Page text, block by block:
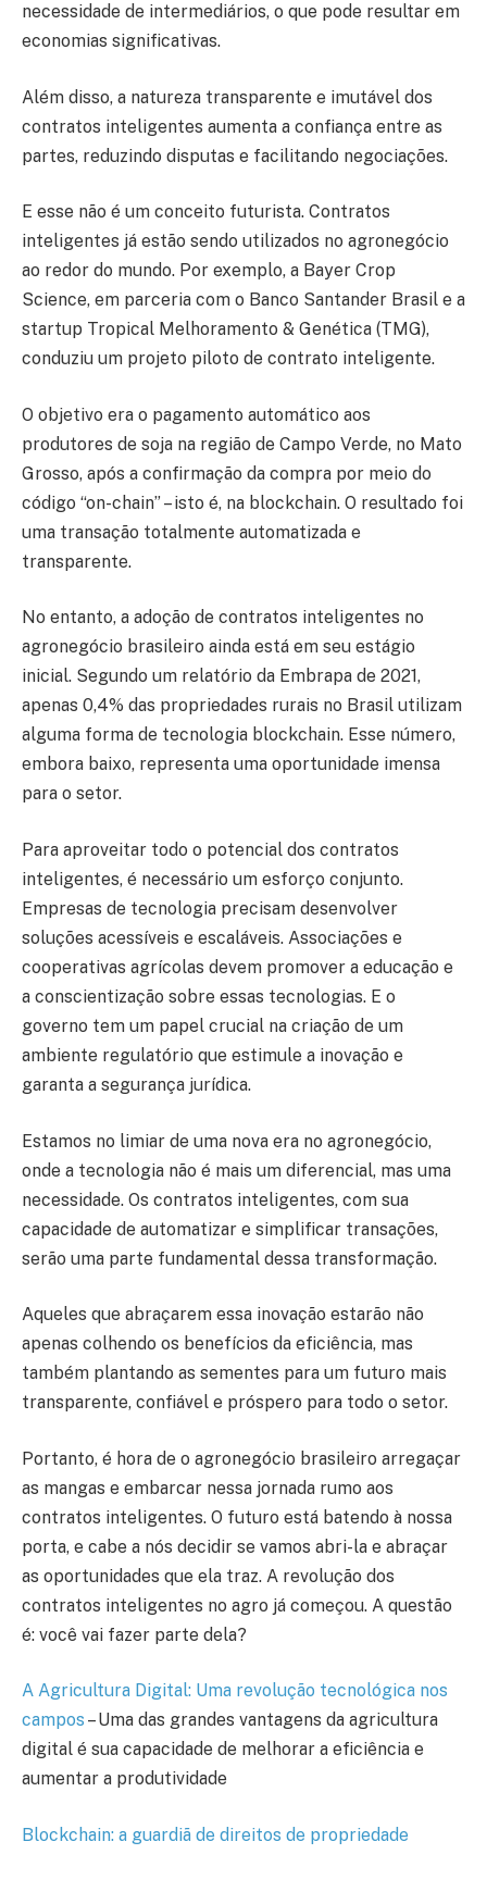
necessidade de intermediários, o que pode resultar em
economias significativas.
Além disso, a natureza transparente e imutável dos
contratos inteligentes aumenta a confiança entre as
partes, reduzindo disputas e facilitando negociações.
E esse não é um conceito futurista. Contratos
inteligentes já estão sendo utilizados no agronegócio
ao redor do mundo. Por exemplo, a Bayer Crop
Science, em parceria com o Banco Santander Brasil e a
startup Tropical Melhoramento & Genética (TMG),
conduziu um projeto piloto de contrato inteligente.
O objetivo era o pagamento automático aos
produtores de soja na região de Campo Verde, no Mato
Grosso, após a confirmação da compra por meio do
código “on-chain” – isto é, na blockchain. O resultado foi
uma transação totalmente automatizada e
transparente.
No entanto, a adoção de contratos inteligentes no
agronegócio brasileiro ainda está em seu estágio
inicial. Segundo um relatório da Embrapa de 2021,
apenas 0,4% das propriedades rurais no Brasil utilizam
alguma forma de tecnologia blockchain. Esse número,
embora baixo, representa uma oportunidade imensa
para o setor.
Para aproveitar todo o potencial dos contratos
inteligentes, é necessário um esforço conjunto.
Empresas de tecnologia precisam desenvolver
soluções acessíveis e escaláveis. Associações e
cooperativas agrícolas devem promover a educação e
a conscientização sobre essas tecnologias. E o
governo tem um papel crucial na criação de um
ambiente regulatório que estimule a inovação e
garanta a segurança jurídica.
Estamos no limiar de uma nova era no agronegócio,
onde a tecnologia não é mais um diferencial, mas uma
necessidade. Os contratos inteligentes, com sua
capacidade de automatizar e simplificar transações,
serão uma parte fundamental dessa transformação.
Aqueles que abraçarem essa inovação estarão não
apenas colhendo os benefícios da eficiência, mas
também plantando as sementes para um futuro mais
transparente, confiável e próspero para todo o setor.
Portanto, é hora de o agronegócio brasileiro arregaçar
as mangas e embarcar nessa jornada rumo aos
contratos inteligentes. O futuro está batendo à nossa
porta, e cabe a nós decidir se vamos abri-la e abraçar
as oportunidades que ela traz. A revolução dos
contratos inteligentes no agro já começou. A questão
é: você vai fazer parte dela?
A Agricultura Digital: Uma revolução tecnológica nos
campos – Uma das grandes vantagens da agricultura
digital é sua capacidade de melhorar a eficiência e
aumentar a produtividade
Blockchain: a guardiã de direitos de propriedade